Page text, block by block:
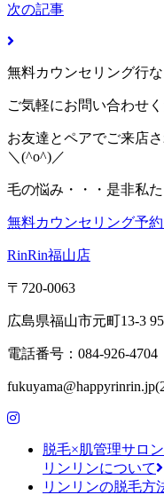
次の記事
無料カウンセリング行
ご気軽にお問い合わせ
お友達とペアでご来店
＼(^o^)／
毛の悩み・・・是非私
無料カウンセリング予
RinRin福山店
〒720-0063
広島県福山市元町13-3
電話番号：084-926-4704
脱毛×肌管理サロ
リンリンについて
リンリンの脱毛方